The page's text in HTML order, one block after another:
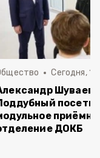
Сегодня,
Шуваев
ДОКБ